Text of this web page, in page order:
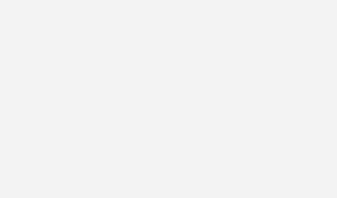
Nachbarn in keiner Weise anders
werden können“, sagt Andreas
DC. Die aktuelle Höhe der
sinnhaft gewählt und diene einem
moderner Gebäude.
Solarstromnutzung im Gebäude